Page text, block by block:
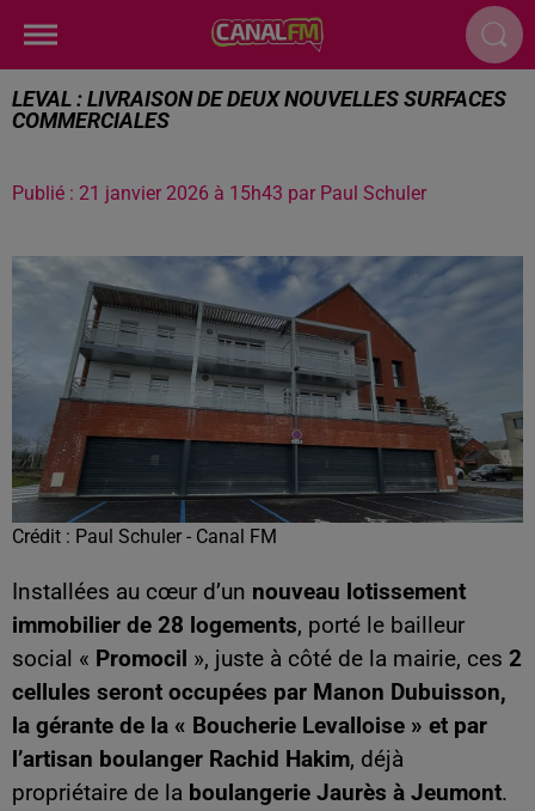
LEVAL : LIVRAISON DE DEUX NOUVELLES SURFACES
COMMERCIALES
Publié : 21 janvier 2026 à 15h43 par Paul Schuler
Crédit : Paul Schuler - Canal FM
Installées au cœur d’un nouveau lotissement
immobilier de 28 logements, porté le bailleur
social « Promocil », juste à côté de la mairie, ces 2
cellules seront occupées par Manon Dubuisson,
la gérante de la « Boucherie Levalloise » et par
l’artisan boulanger Rachid Hakim, déjà
propriétaire de la boulangerie Jaurès à Jeumont.